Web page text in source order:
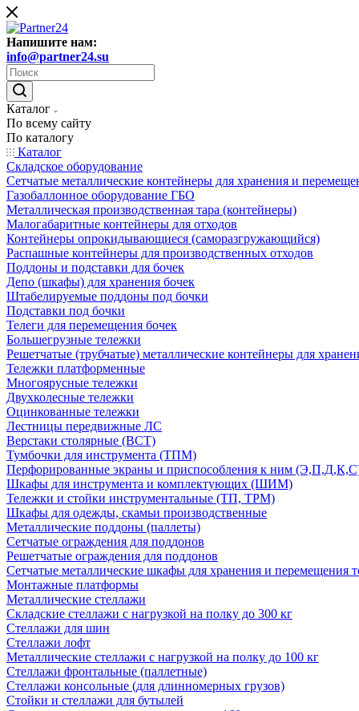
Напишите нам:
info@partner24.su
Каталог
По всему сайту
По каталогу
Каталог
Складское оборудование
Сетчатые металлические контейнеры для хранения и
Газобаллонное оборудование ГБО
Металлическая производственная тара (контейнеры)
Малогабаритные контейнеры для отходов
Контейнеры опрокидывающиеся (саморазгружающийся)
Распашные контейнеры для производственных отходов
Поддоны и подставки для бочек
Депо (шкафы) для хранения бочек
Штабелируемые поддоны под бочки
Подставки под бочки
Телеги для перемещения бочек
Большегрузные тележки
Решетчатые (трубчатые) металлические контейнеры для
Тележки платформенные
Многоярусные тележки
Двухколесные тележки
Оцинкованные тележки
Лестницы передвижные ЛС
Верстаки столярные (ВСТ)
Тумбочки для инструмента (ТПМ)
Перфорированные экраны и приспособления к ним
Шкафы для инструмента и комплектующих (ШИМ)
Тележки и стойки инструментальные (ТП, ТРМ)
Шкафы для одежды, скамьи производственные
Металлические поддоны (паллеты)
Сетчатые ограждения для поддонов
Решетчатые ограждения для поддонов
Сетчатые металлические шкафы для хранения и перемещения
Монтажные платформы
Металлические стеллажи
Складские стеллажи с нагрузкой на полку до 300 кг
Стеллажи для шин
Стеллажи лофт
Металлические стеллажи с нагрузкой на полку до 100 кг
Стеллажи фронтальные (паллетные)
Стеллажи консольные (для длинномерных грузов)
Стойки и стеллажи для бутылей